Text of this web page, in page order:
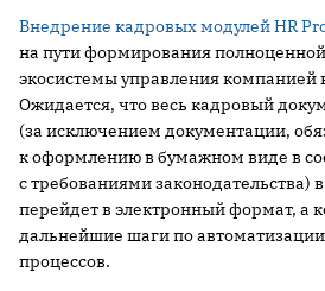
Внедрение кадровых модулей HR
на пути формирования
экосистемы управления компанией
Ожидается, что весь кадровый
(за исключением документации,
к оформлению в бумажном виде в
с требованиями законодательства)
перейдет в электронный формат, а
дальнейшие шаги по
процессов.